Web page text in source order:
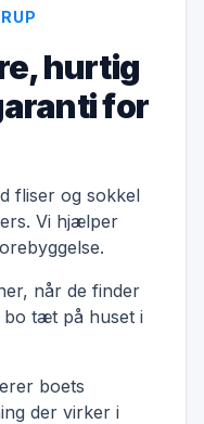
hurtig
for
fliser og sokkel
Vi hjælper
når de finder
bo tæt på huset i
boets
der virker i